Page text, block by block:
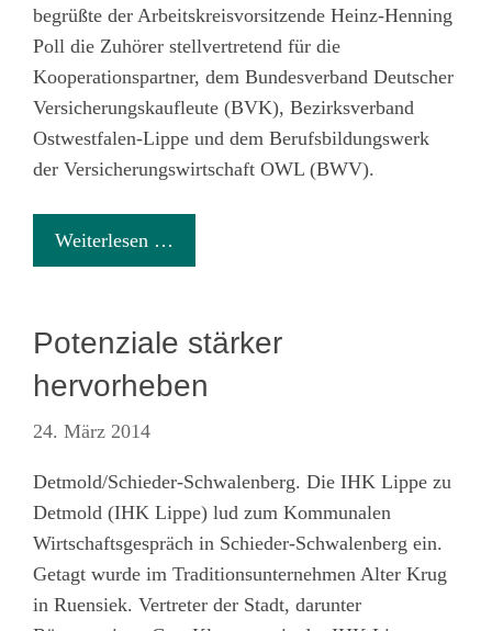
begrüßte der Arbeitskreisvorsitzende Heinz-Henning
Poll die Zuhörer stellvertretend für die
Kooperationspartner, dem Bundesverband Deutscher
Versicherungskaufleute (BVK), Bezirksverband
Ostwestfalen-Lippe und dem Berufsbildungswerk
der Versicherungswirtschaft OWL (BWV).
Weiterlesen …
Potenziale stärker
hervorheben
24. März 2014
Detmold/Schieder-Schwalenberg. Die IHK Lippe zu
Detmold (IHK Lippe) lud zum Kommunalen
Wirtschaftsgespräch in Schieder-Schwalenberg ein.
Getagt wurde im Traditionsunternehmen Alter Krug
in Ruensiek. Vertreter der Stadt, darunter